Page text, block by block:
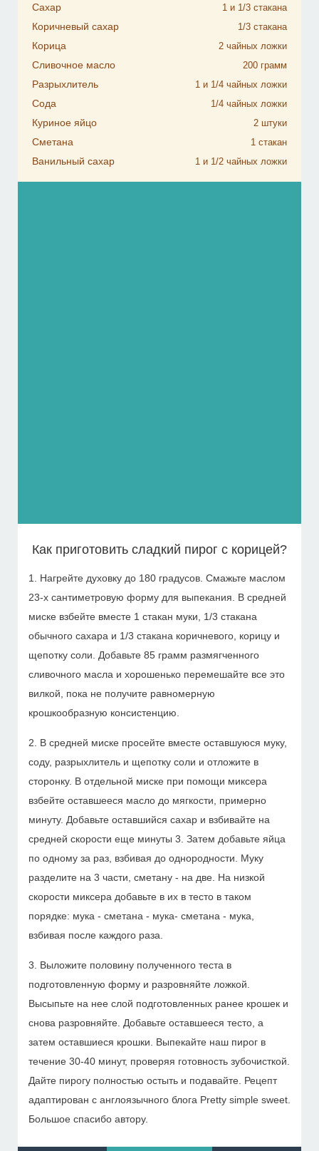
Сахар 1 и 1/3 стакана
Коричневый сахар 1/3 стакана
Корица 2 чайных ложки
Сливочное масло 200 грамм
Разрыхлитель 1 и 1/4 чайных ложки
Сода 1/4 чайных ложки
Куриное яйцо 2 штуки
Сметана 1 стакан
Ванильный сахар 1 и 1/2 чайных ложки
Как приготовить сладкий пирог с корицей?
1. Нагрейте духовку до 180 градусов. Смажьте маслом
23-х сантиметровую форму для выпекания. В средней
миске взбейте вместе 1 стакан муки, 1/3 стакана
обычного сахара и 1/3 стакана коричневого, корицу и
щепотку соли. Добавьте 85 грамм размягченного
сливочного масла и хорошенько перемешайте все это
вилкой, пока не получите равномерную
крошкообразную консистенцию.
2. В средней миске просейте вместе оставшуюся муку,
соду, разрыхлитель и щепотку соли и отложите в
сторонку. В отдельной миске при помощи миксера
взбейте оставшееся масло до мягкости, примерно
минуту. Добавьте оставшийся сахар и взбивайте на
средней скорости еще минуты 3. Затем добавьте яйца
по одному за раз, взбивая до однородности. Муку
разделите на 3 части, сметану - на две. На низкой
скорости миксера добавьте в их в тесто в таком
порядке: мука - сметана - мука- сметана - мука,
взбивая после каждого раза.
3. Выложите половину полученного теста в
подготовленную форму и разровняйте ложкой.
Высыпьте на нее слой подготовленных ранее крошек и
снова разровняйте. Добавьте оставшееся тесто, а
затем оставшиеся крошки. Выпекайте наш пирог в
течение 30-40 минут, проверяя готовность зубочисткой.
Дайте пирогу полностью остыть и подавайте. Рецепт
адаптирован с англоязычного блога Pretty simple sweet.
Большое спасибо автору.